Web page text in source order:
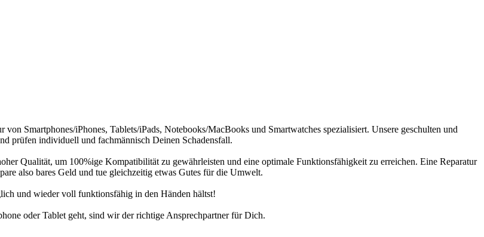
Smartphones/iPhones, Tablets/iPads, Notebooks/MacBooks und Smartwatches spezialisiert. Unsere geschulten und
prüfen individuell und fachmännisch Deinen Schadensfall.
Qualität, um 100%ige Kompatibilität zu gewährleisten und eine optimale Funktionsfähigkeit zu erreichen. Eine Reparatur
also bares Geld und tue gleichzeitig etwas Gutes für die Umwelt.
und wieder voll funktionsfähig in den Händen hältst!
oder Tablet geht, sind wir der richtige Ansprechpartner für Dich.